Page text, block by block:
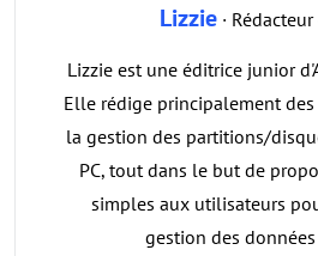
Lizzie ·
Lizzie est une éditrice junior
Elle rédige principalement
la gestion des partitions/
PC, tout dans le but de
simples aux utilisateurs
gestion des données